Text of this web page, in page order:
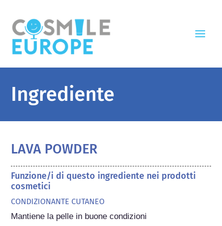
Ingrediente
LAVA POWDER
Funzione/i di questo ingrediente nei prodotti
cosmetici
CONDIZIONANTE CUTANEO
Mantiene la pelle in buone condizioni